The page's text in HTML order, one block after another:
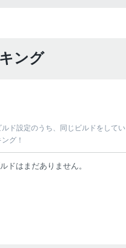
ング
ド設定のうち、同じビルドをしてい
グ！
ドはまだありません。